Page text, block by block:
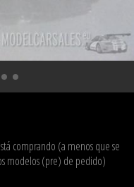
comprando (a menos que se
modelos (pre) de pedido)